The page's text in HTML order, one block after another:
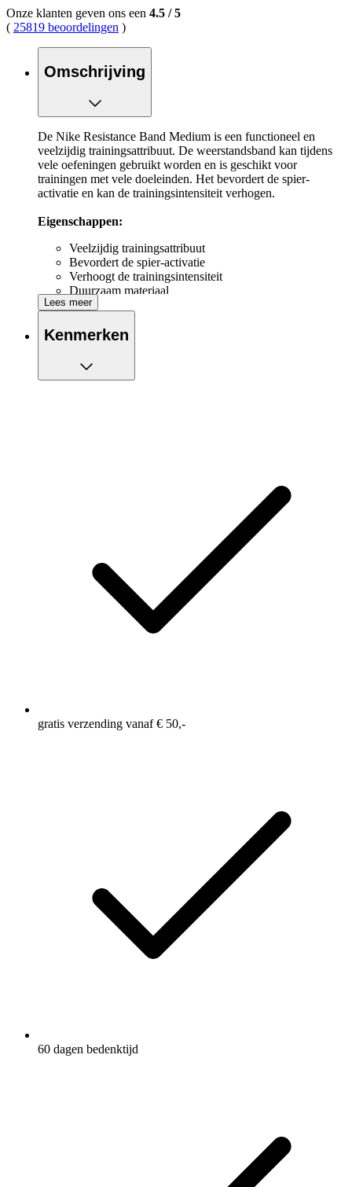
Onze klanten geven ons een 4.5 /5
( 25819 beoordelingen )
Omschrijving
De Nike Resistance Band Medium is een functioneel en
veelzijdig trainingsattribuut. De weerstandsband kan tijdens
vele oefeningen gebruikt worden en is geschikt voor
trainingen met vele doeleinden. Het bevordert de spier-
activatie en kan de trainingsintensiteit verhogen.
Eigenschappen:
Veelzijdig trainingsattribuut
Bevordert de spier-activatie
Verhoogt de trainingsintensiteit
Duurzaam materiaal
Lees meer
Kenmerken
gratis verzending vanaf € 50,-
60 dagen bedenktijd